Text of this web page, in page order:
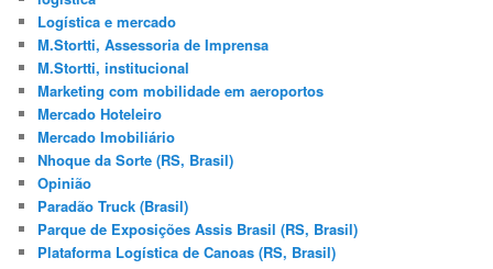
Logística e mercado
M.Stortti, Assessoria de Imprensa
M.Stortti, institucional
Marketing com mobilidade em aeroportos
Mercado Hoteleiro
Mercado Imobiliário
Nhoque da Sorte (RS, Brasil)
Opinião
Paradão Truck (Brasil)
Parque de Exposições Assis Brasil (RS, Brasil)
Plataforma Logística de Canoas (RS, Brasil)